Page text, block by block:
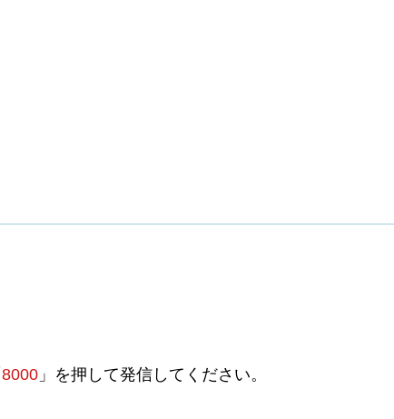
8000 」を押して発信してください。